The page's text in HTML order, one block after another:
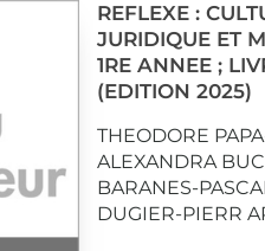
REFLEXE :
JURIDIQUE ET
1RE ANNEE ;
(EDITION 2025)
THEODORE
ALEXANDRA
BARANES-
DUGIER-PIERR